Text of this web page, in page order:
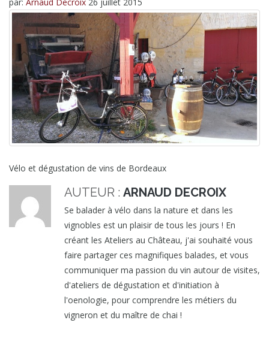
Vélo et dégustation de vins de Bordeaux
AUTEUR : ARNAUD DECROIX
Se balader à vélo dans la nature et dans les
vignobles est un plaisir de tous les jours ! En
créant les Ateliers au Château, j'ai souhaité vous
faire partager ces magnifiques balades, et vous
communiquer ma passion du vin autour de visites,
d'ateliers de dégustation et d'initiation à
l'oenologie, pour comprendre les métiers du
vigneron et du maître de chai !